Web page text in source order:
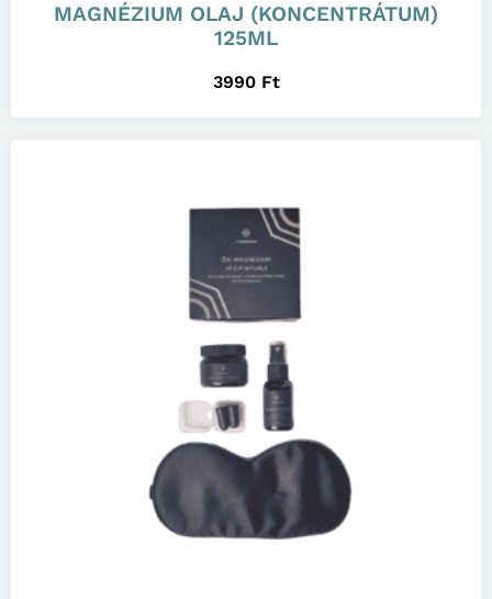
MAGNÉZIUM OLAJ (KONCENTRÁTUM)
125ML
3990 Ft